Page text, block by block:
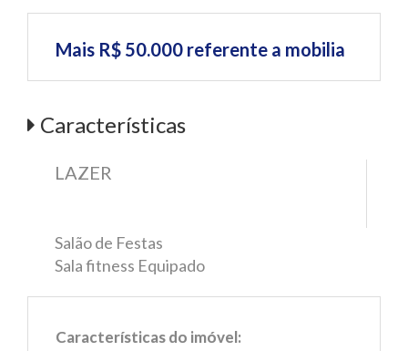
Mais R$ 50.000 referente a mobilia
Características
LAZER
Salão de Festas
Sala fitness Equipado
Características do imóvel: